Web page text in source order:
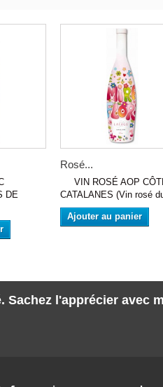
DE
Rosé...
VIN ROSÉ AOP
CATALANES (Vin rosé
Ajouter au panier
l'apprécier avec